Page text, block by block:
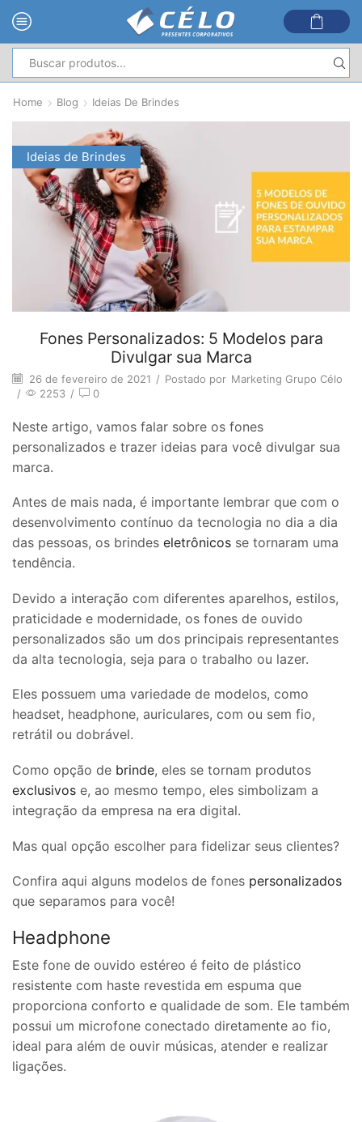
de
Home Blog Ideias De Brindes
Ideias de Brindes
Fones Personalizados: 5 Modelos para
Divulgar sua Marca
26 de fevereiro de 2021 / Postado por Marketing Grupo Célo
/
2253 / 0
Neste artigo, vamos falar sobre os fones
personalizados e trazer ideias para você divulgar sua
marca.
Antes de mais nada, é importante lembrar que com o
desenvolvimento contínuo da tecnologia no dia a dia
das pessoas, os brindes eletrônicos se tornaram uma
tendência.
Devido a interação com diferentes aparelhos, estilos,
praticidade e modernidade, os fones de ouvido
personalizados são um dos principais representantes
da alta tecnologia, seja para o trabalho ou lazer.
Eles possuem uma variedade de modelos, como
headset, headphone, auriculares, com ou sem fio,
retrátil ou dobrável.
Como opção de brinde, eles se tornam produtos
exclusivos e, ao mesmo tempo, eles simbolizam a
integração da empresa na era digital.
Mas qual opção escolher para fidelizar seus clientes?
Confira aqui alguns modelos de fones personalizados
que separamos para você!
Headphone
Este fone de ouvido estéreo é feito de plástico
resistente com haste revestida em espuma que
proporciona conforto e qualidade de som. Ele também
possui um microfone conectado diretamente ao fio,
ideal para além de ouvir músicas, atender e realizar
ligações.